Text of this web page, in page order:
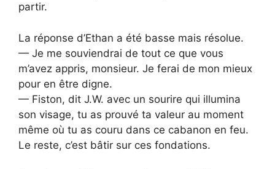
partir.
La réponse d’Ethan a été basse mais résolue.
— Je me souviendrai de tout ce que vous
m’avez appris, monsieur. Je ferai de mon mieux
pour en être digne.
— Fiston, dit J.W. avec un sourire qui illumina
son visage, tu as prouvé ta valeur au moment
même où tu as couru dans ce cabanon en feu.
Le reste, c’est bâtir sur ces fondations.